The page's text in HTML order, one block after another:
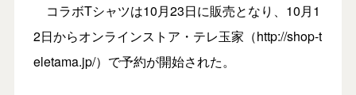
コラボTシャツは10月23日に販売となり、10月1
2日からオンラインストア・テレ玉家（http://shop-t
eletama.jp/）で予約が開始された。